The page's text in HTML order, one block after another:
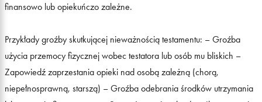
finansowo lub opiekuńczo zależne.
Przykłady groźby skutkującej nieważnością testamentu: – Groźba
użycia przemocy fizycznej wobec testatora lub osób mu bliskich –
Zapowiedź zaprzestania opieki nad osobą zależną (chorą,
niepełnosprawną, starszą) – Groźba odebrania środków utrzymania